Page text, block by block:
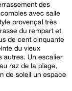
des
avec salle
provençal très
du rempart et
de cent cinquante
du vieux
autres. Un escalier
raz de la plage,
de soleil un espace